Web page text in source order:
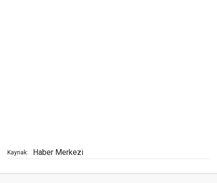
Kaynak: Haber Merkezi